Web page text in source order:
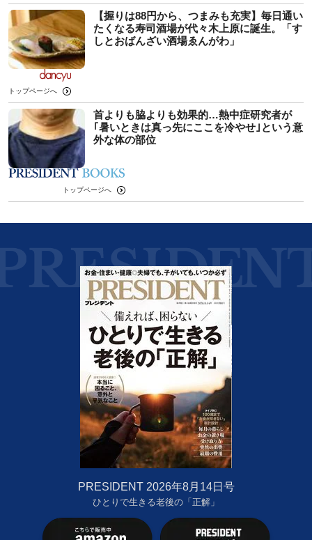
【握りは88円から、つまみも充実】毎日通い
たくなる寿司酒場が代々木上原に誕生。「す
しとおばんざい酒場ゑんがわ」
トップページへ
首よりも脇よりも効果的…熱中症研究者が
｢暑いときは真っ先にここを冷やせ｣という意
外な体の部位
トップページへ
PRESIDENT 2026年8月14日号
ひとりで生きる老後の「正解」